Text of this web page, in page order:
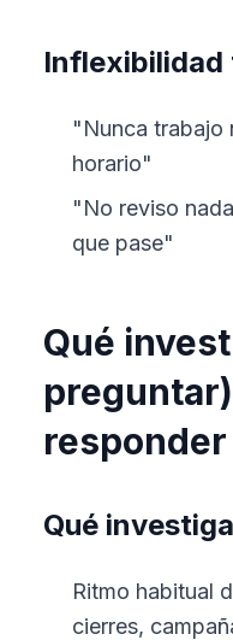
Inflexibilidad
"Nunca trabajo
horario"
"No reviso
que pase"
Qué
responder
Qué
Ritmo habitual
cierres,